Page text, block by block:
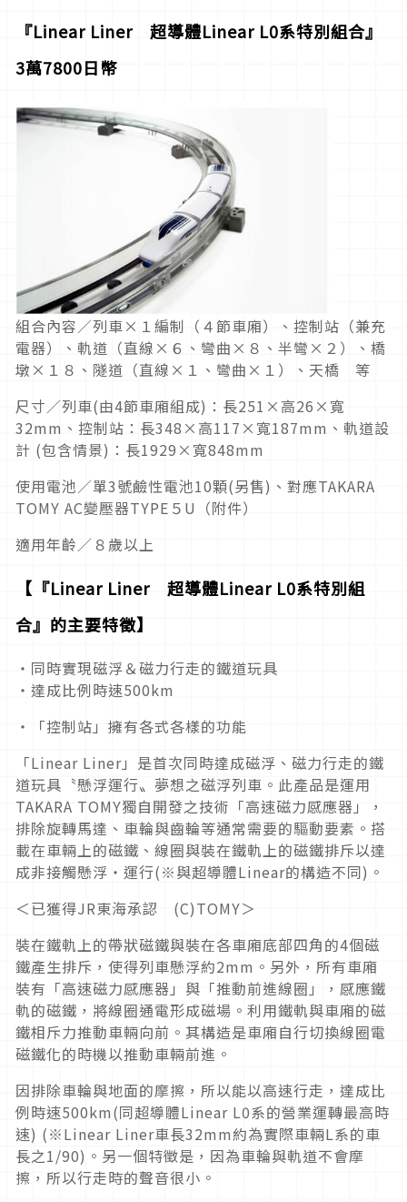
『Linear Liner 超導體Linear L0系特別組合』
3萬7800日幣
組合內容／列車×１編制（４節車廂）、控制站（兼充
電器）、軌道（直線×６、彎曲×８、半彎×２）、橋
墩×１８、隧道（直線×１、彎曲×１）、天橋 等
尺寸／列車(由4節車廂組成)：長251×高26×寬
32mm、控制站：長348×高117×寬187mm、軌道設
計 (包含情景)：長1929×寬848mm
使用電池／單3號鹼性電池10顆(另售)、對應TAKARA
TOMY AC變壓器TYPE５U（附件）
適用年齡／８歲以上
【『Linear Liner 超導體Linear L0系特別組
合』的主要特徵】
・同時實現磁浮＆磁力行走的鐵道玩具
・達成比例時速500km
・「控制站」擁有各式各樣的功能
「Linear Liner」是首次同時達成磁浮、磁力行走的鐵
道玩具〝懸浮運行〟夢想之磁浮列車。此產品是運用
TAKARA TOMY獨自開發之技術「高速磁力感應器」，
排除旋轉馬達、車輪與齒輪等通常需要的驅動要素。搭
載在車輛上的磁鐵、線圈與裝在鐵軌上的磁鐵排斥以達
成非接觸懸浮・運行(※與超導體Linear的構造不同)。
＜已獲得JR東海承認 (C)TOMY＞
裝在鐵軌上的帶狀磁鐵與裝在各車廂底部四角的4個磁
鐵產生排斥，使得列車懸浮約2mm。另外，所有車廂
裝有「高速磁力感應器」與「推動前進線圈」，感應鐵
軌的磁鐵，將線圈通電形成磁場。利用鐵軌與車廂的磁
鐵相斥力推動車輛向前。其構造是車廂自行切換線圈電
磁鐵化的時機以推動車輛前進。
因排除車輪與地面的摩擦，所以能以高速行走，達成比
例時速500km(同超導體Linear L0系的營業運轉最高時
速) (※Linear Liner車長32mm約為實際車輛L系的車
長之1/90)。另一個特徵是，因為車輪與軌道不會摩
擦，所以行走時的聲音很小。